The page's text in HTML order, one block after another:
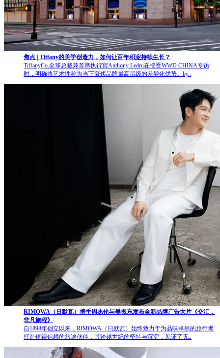
焦点 | Tiffany的美学创造力，如何让百年积淀持续生长？
TiffanyCo.全球总裁兼首席执行官Anthony Ledru在接受WWD CHINA专访
时，明确将艺术性称为当下奢侈品牌最高层级的差异化优势。by..
RIMOWA（日默瓦）携手周杰伦与樊振东发布全新品牌广告大片《交汇，
非凡旅程》
自1898年创立以来，RIMOWA（日默瓦）始终致力于为品味卓然的旅行者
打造值得信赖的旅途伙伴，其跨越世纪的坚持与沉淀，见证了无..